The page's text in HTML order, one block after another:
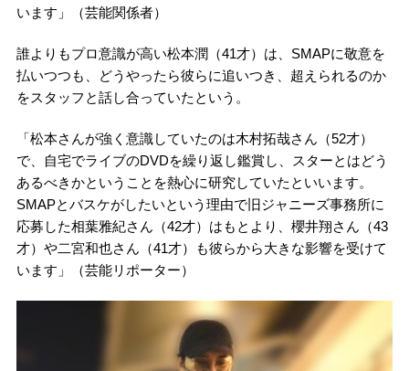
います」（芸能関係者）
誰よりもプロ意識が高い松本潤（41才）は、SMAPに敬意を
払いつつも、どうやったら彼らに追いつき、超えられるのか
をスタッフと話し合っていたという。
「松本さんが強く意識していたのは木村拓哉さん（52才）
で、自宅でライブのDVDを繰り返し鑑賞し、スターとはどう
あるべきかということを熱心に研究していたといいます。
SMAPとバスケがしたいという理由で旧ジャニーズ事務所に
応募した相葉雅紀さん（42才）はもとより、櫻井翔さん（43
才）や二宮和也さん（41才）も彼らから大きな影響を受けて
います」（芸能リポーター）